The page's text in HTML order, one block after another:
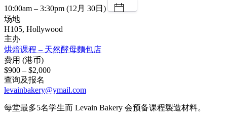
10:00am – 3:30pm (12月 30日)
场地
H105, Hollywood
主办
烘焙课程 – 天然酵母麵包店
费用 (港币)
$900 – $2,000
查询及报名
levainbakery@ymail.com
每堂最多5名学生而 Levain Bakery 会预备课程製造材料。